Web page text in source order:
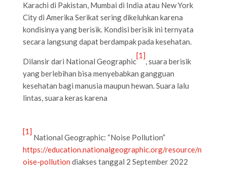
Karachi di Pakistan, Mumbai di India atau New York
City di Amerika Serikat sering dikeluhkan karena
kondisinya yang berisik. Kondisi berisik ini ternyata
secara langsung dapat berdampak pada kesehatan.
Dilansir dari National Geographic
[1]
, suara berisik
yang berlebihan bisa menyebabkan gangguan
kesehatan bagi manusia maupun hewan. Suara lalu
lintas, suara keras karena
[1]
National Geographic: “Noise Pollution”
https://education.nationalgeographic.org/resource/n
oise-pollution diakses tanggal 2 September 2022